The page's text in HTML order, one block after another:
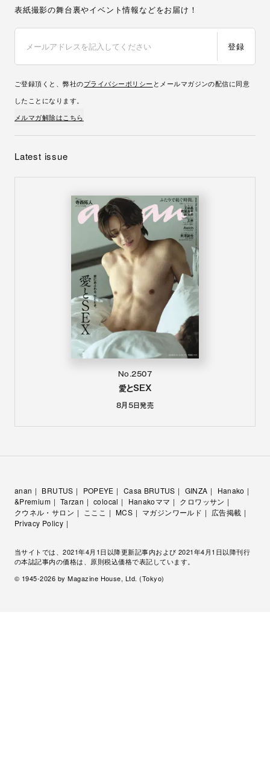
表紙撮影の舞台裏やイベント情報などをお届け！
登録
ご登録頂くと、弊社のプライバシーポリシー とメールマガジンの配信に同意
したことになります。
メルマガ解除はこちら
Latest issue
No.2507
愛とSEX
8月5日発売
anan BRUTUS POPEYE Casa BRUTUS GINZA
Hanako
&Premium
Tarzan colocal Hanakoママ
クロワッサン
クウネル・サロン
こここ MCS マガジンワールド
広告掲載
Privacy Policy
当サイトでは、2021年4月1日以降更新記事内および 2021年4月1日以降刊行
の本誌記事内の価格は、原則税込価格で表記しています。
© 1945-2026 by Magazine House, Ltd. (Tokyo)